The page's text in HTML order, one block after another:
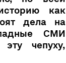
как
дела на
СМИ
чепуху,